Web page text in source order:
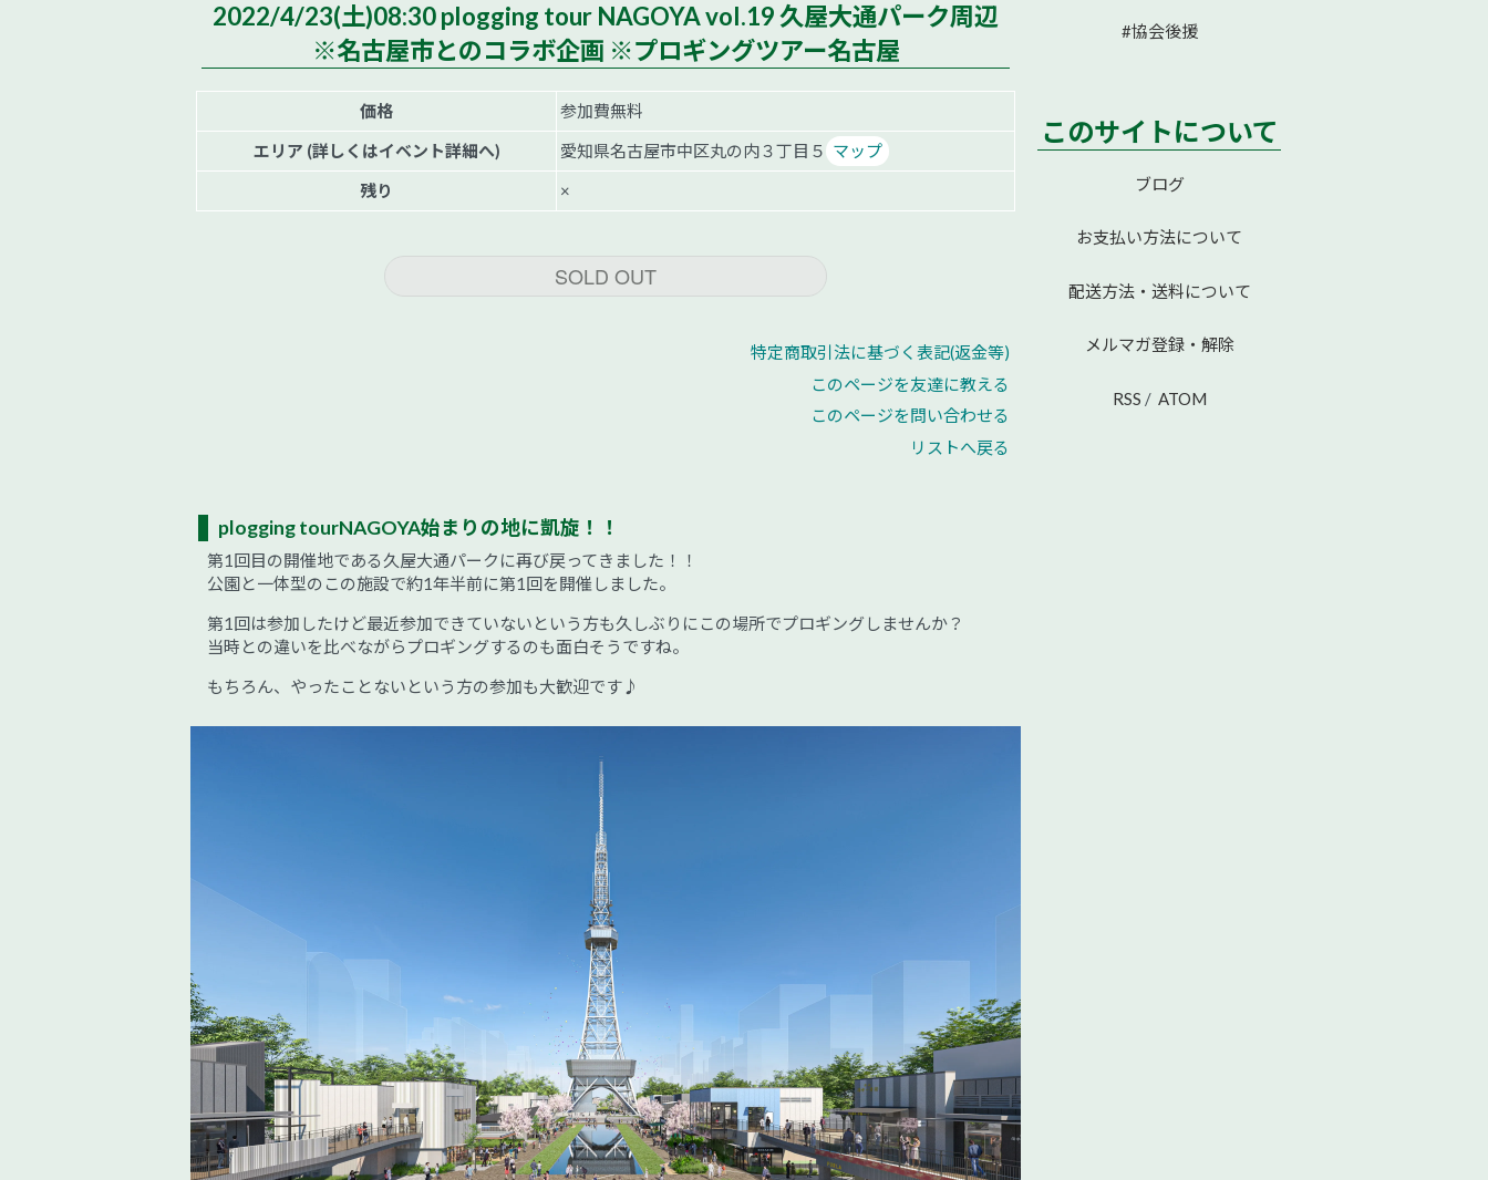
2022/4/23(土)08:30 plogging tour NAGOYA vol.19 久屋大通パーク周辺
※名古屋市とのコラボ企画 ※プロギングツアー名古屋
価格
参加費無料
エリア (詳しくはイベント詳細へ)
愛知県名古屋市中区丸の内３丁目５ マップ
残り
×
SOLD OUT
特定商取引法に基づく表記(返金等)
このページを友達に教える
このページを問い合わせる
リストへ戻る
plogging tourNAGOYA始まりの地に凱旋！！
第1回目の開催地である久屋大通パークに再び戻ってきました！！
公園と一体型のこの施設で約1年半前に第1回を開催しました。
第1回は参加したけど最近参加できていないという方も久しぶりにこの場所でプロギングしませんか？
当時との違いを比べながらプロギングするのも面白そうですね。
もちろん、やったことないという方の参加も大歓迎です♪
#協会後援
このサイトについて
ブログ
お支払い方法について
配送方法・送料について
メルマガ登録・解除
RSS / ATOM